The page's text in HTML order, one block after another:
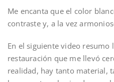
Me encanta que el color
contraste y, a la vez
En el siguiente video resumo
restauración que me llevó
realidad, hay tanto material,